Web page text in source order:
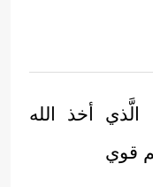
الَّذي أخذ الله
قوي